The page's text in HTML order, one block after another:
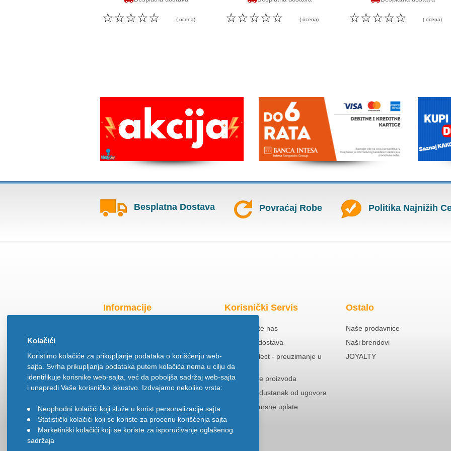
☆
☆
☆
☆
☆ ( ocena) ☆
☆
☆
☆
☆ ( ocena) ☆
☆
☆
☆
☆ ( ocena)
Besplatna Dostava Povraćaj Robe Politika Najnižih
Informacije
Način isporuke
Načini plaćanja
Politika privatnosti
Uslovi korišćenja
Ugovor na daljinu
Korisnički Servis
Kontaktirajte nas
Besplatna dostava
Click & Collect - preuzimanje u
prodavnici
Reklamacije proizvoda
Pravo na odustanak od ugovora
Politika Avansne uplate
Ostalo
Naše prodavnice
Naši brendovi
JOYALTY
Kolačići
Koristimo kolačiće za prikupljanje podataka o korišćenju web-
sajta. Svrha prikupljanja podataka putem kolačića nema u cilju da
identifikuje korisnike web-sajta, već da poboljša sadržaj web-sajta
i unapredi Vaše korisničko iskustvo. Izdvajamo nekoliko vrsta:
•
Neophodni kolačići koji služe u korist personalizacije sajta
•
Statistički kolačići koji se koriste za procenu korišćenja sajta
•
Marketinški kolačići koji se koriste za isporučivanje oglašenog
sadržaja